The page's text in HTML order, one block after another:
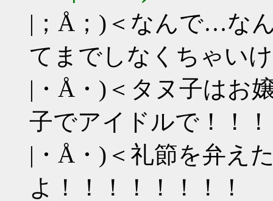
|；Å；)＜なんで…な
てまでしなくちゃい
|・Å・)＜タヌ子はお
子でアイドルで！！
|・Å・)＜礼節を弁え
よ！！！！！！！！